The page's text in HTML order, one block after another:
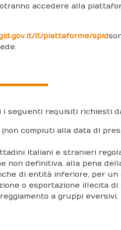
accedere alla
it/piattaforme/spid
seguenti requisiti richiesti
compiuti alla data di
italiani e stranieri
non definitiva, alla pena
di entità inferiore, per
o esportazione illecita
a gruppi